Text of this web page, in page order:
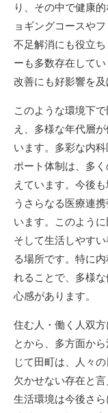
り、その中で健康
ョギングコースや
不足解消にも役立
ーも多数存在して
改善にも好影響を及
このような環境下
え、多様な年代層
います。多彩な内
ポート体制は、多
えています。今後
うさらなる医療連
います。このよう
そして生活しやす
る場所です。特に
れることで、多様
心感があります。
住む人・働く人双
とから、多方面か
じて田町は、人々
欠かせない存在と
生活環境は今後さ